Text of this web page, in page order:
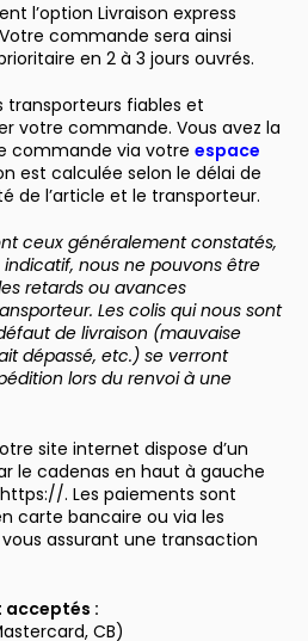
l’option Livraison express
commande sera ainsi
en 2 à 3 jours ouvrés.
transporteurs fiables et
votre commande. Vous avez la
commande via votre espace
est calculée selon le délai de
de l’article et le transporteur.
ceux généralement constatés,
nous ne pouvons être
retards ou avances
Les colis qui nous sont
de livraison (mauvaise
dépassé, etc.) se verront
lors du renvoi à une
site internet dispose d’un
le cadenas en haut à gauche
. Les paiements sont
carte bancaire ou via les
vous assurant une transaction
acceptés :
CB)